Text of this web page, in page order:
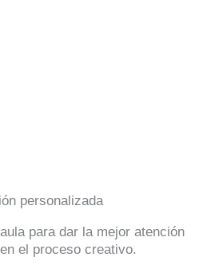
personalizada
para dar la mejor atención
el proceso creativo.